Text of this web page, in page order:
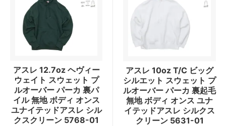
アスレ 12.7oz ヘヴィー
ウェイト スウェット プ
ルオーバー パーカ 裏パ
イル 無地 ボディ オンス
ユナイテッドアスレ シル
クスクリーン 5768-01
アスレ 10oz T/C ビッグ
シルエット スウェット プ
ルオーバー パーカ 裏起毛
無地 ボディ オンス ユナ
イテッドアスレ シルクス
クリーン 5631-01